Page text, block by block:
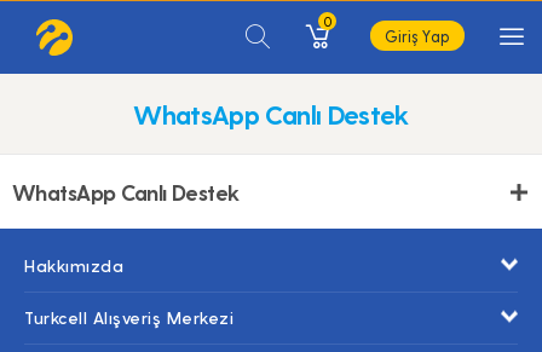
0
Giriş Yap
WhatsApp Canlı Destek
WhatsApp Canlı Destek
Hakkımızda
Turkcell Alışveriş Merkezi